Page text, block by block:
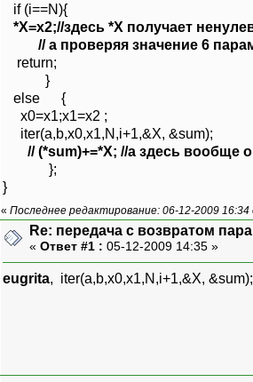
if (i==N){
*X=x2;//здесь *X получает
// а проверяя значение 6
return;
}
else {
x0=x1;x1=x2 ;
iter(a,b,x0,x1,N,i+1,&X, &sum);
// (*sum)+=*X; //а здесь вообще
};
}
« Последнее редактирование: 06-12-2009
Re: передача с возвратом
« Ответ #1 : 05-12-2009 14:35 »
eugrita, iter(a,b,x0,x1,N,i+1,&X,